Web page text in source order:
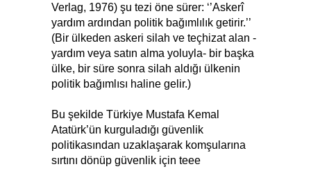
Verlag, 1976) şu tezi öne sürer: ‘’Askerî
yardım ardından politik bağımlılık getirir.’’
(Bir ülkeden askeri silah ve teçhizat alan -
yardım veya satın alma yoluyla- bir başka
ülke, bir süre sonra silah aldığı ülkenin
politik bağımlısı haline gelir.)
Bu şekilde Türkiye Mustafa Kemal
Atatürk’ün kurguladığı güvenlik
politikasından uzaklaşarak komşularına
sırtını dönüp güvenlik için teee